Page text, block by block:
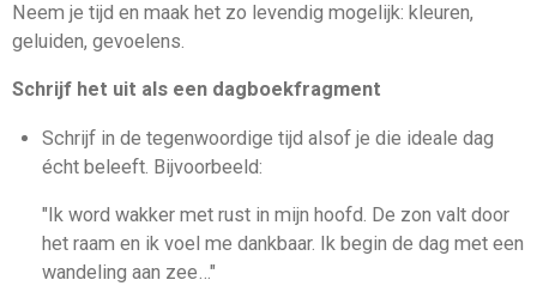
Neem je tijd en maak het zo levendig mogelijk: kleuren,
geluiden, gevoelens.
Schrijf het uit als een dagboekfragment
Schrijf in de tegenwoordige tijd alsof je die ideale dag
écht beleeft. Bijvoorbeeld:
"Ik word wakker met rust in mijn hoofd. De zon valt door
het raam en ik voel me dankbaar. Ik begin de dag met een
wandeling aan zee…"